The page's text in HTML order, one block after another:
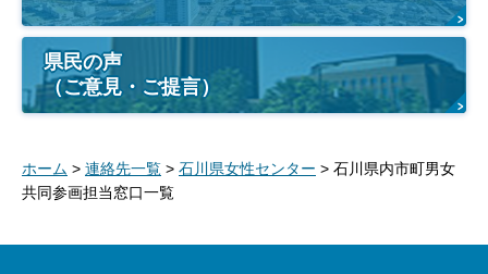
県民の声
（ご意見・ご提言）
ホーム > 連絡先一覧 > 石川県女性センター > 石川県内市町男女
共同参画担当窓口一覧